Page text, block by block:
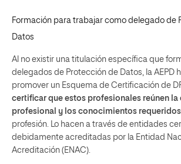
Formación para trabajar como delegado de
Datos
Al no existir una titulación específica que
delegados de Protección de Datos, la AEPD
promover un Esquema de Certificación de
certificar que estos profesionales reúnen
profesional y los conocimientos requeridos
profesión. Lo hacen a través de entidades
debidamente acreditadas por la Entidad
Acreditación (ENAC).